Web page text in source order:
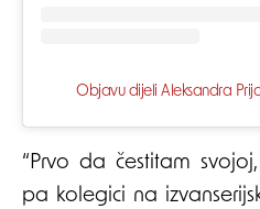
Objavu dijeli Aleksandra
“Prvo da čestitam
pa kolegici na